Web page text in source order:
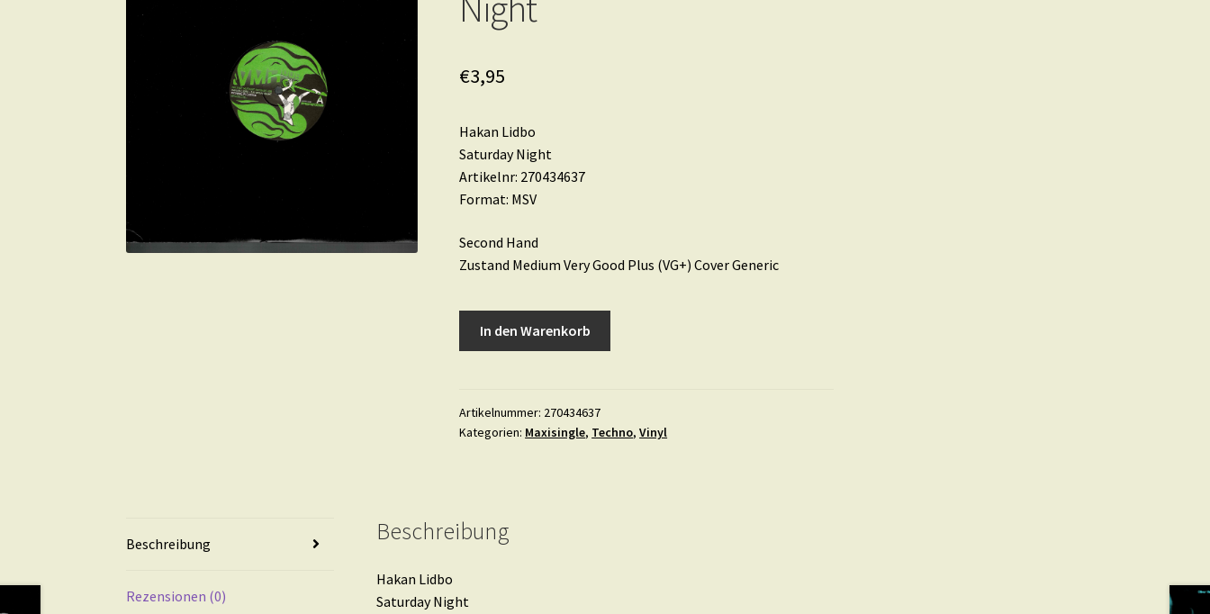
€3,95
Hakan Lidbo
Saturday Night
Artikelnr: 270434637
Format: MSV
Second Hand
Zustand Medium Very Good Plus (VG+) Cover Generic
Night
Menge
In den Warenkorb
Artikelnummer: 270434637
Kategorien: Maxisingle, Techno,Vinyl
Beschreibung
Rezensionen (0)
Beschreibung
Hakan Lidbo
Saturday Night